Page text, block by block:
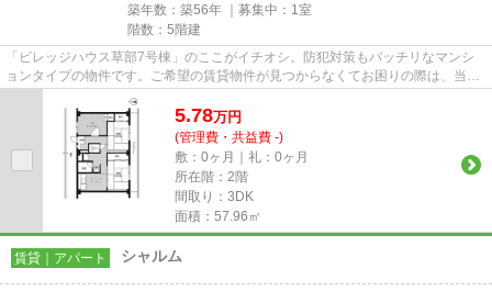
築年数：築56年 ｜募集中： 1室
階数：5階建
「ビレッジハウス草部7号棟」のここがイチオシ。防犯対策もバッチリなマンシ
ョンタイプの物件です。ご希望の賃貸物件が見つからなくてお困りの際は、当社
にお任せ下さい。当社は多種多...
5.78万円
(管理費・共益費 -)
敷：0ヶ月｜礼：0ヶ月
所在階：2階
間取り：3DK
面積：57.96㎡
賃貸｜アパート シャルム